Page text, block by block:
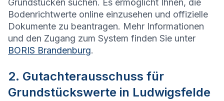
Grundstücken suchen. Es ermöglicht Ihnen, die
Bodenrichtwerte online einzusehen und offizielle
Dokumente zu beantragen. Mehr Informationen
und den Zugang zum System finden Sie unter
BORIS Brandenburg.
2. Gutachterausschuss für
Grundstückswerte in Ludwigsfelde